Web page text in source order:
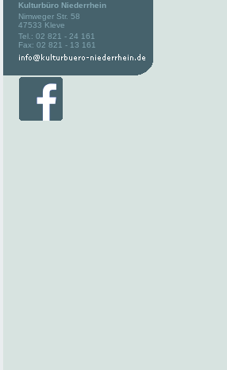
Kulturbüro Niederrhein
Nimweger Str. 58
47533 Kleve
Tel.: 02 821 - 24 161
Fax: 02 821 - 13 161